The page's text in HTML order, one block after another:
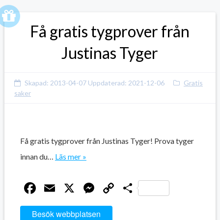
Få gratis tygprover från
Justinas Tyger
Skapad: 2013-04-07 Uppdaterad: 2021-12-06
Gratis
saker
Få gratis tygprover från Justinas Tyger! Prova tyger
innan du… Läs mer »
Facebook
Email
X Messenger
CopyDela
Besök webbplatsen